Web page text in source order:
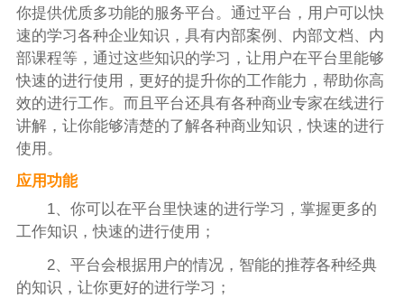
你提供优质多功能的服务平台。通过平台，用户可以快
速的学习各种企业知识，具有内部案例、内部文档、内
部课程等，通过这些知识的学习，让用户在平台里能够
快速的进行使用，更好的提升你的工作能力，帮助你高
效的进行工作。而且平台还具有各种商业专家在线进行
讲解，让你能够清楚的了解各种商业知识，快速的进行
使用。
应用功能
1、你可以在平台里快速的进行学习，掌握更多的
工作知识，快速的进行使用；
2、平台会根据用户的情况，智能的推荐各种经典
的知识，让你更好的进行学习；